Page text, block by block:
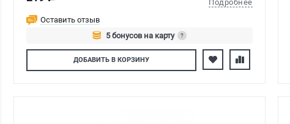
Подробнее
Оставить отзыв
5 бонусов на карту
?
Авторизуйтесь
ДОБАВИТЬВ КОРЗИНУ